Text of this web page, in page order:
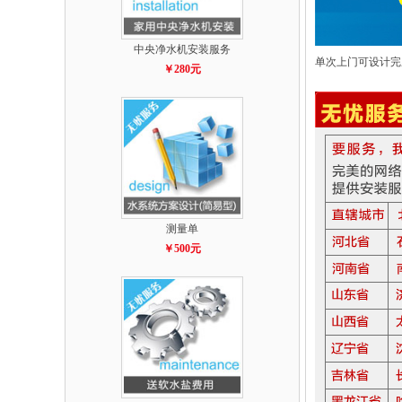
中央净水机安装服务
￥280元
测量单
￥500元
单次上门可设计